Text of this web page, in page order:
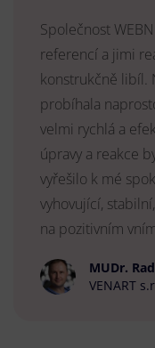
Společnost
referencí a jimi
konstrukčně libíl.
probíhala
velmi rychlá a
úpravy a reakce
vyřešilo k mé
vyhovující,
na pozitivním
MUDr.
VENART